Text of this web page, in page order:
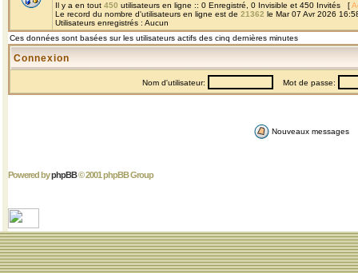
Il y a en tout 450 utilisateurs en ligne :: 0 Enregistré, 0 Invisible et 450 Invités [
Le record du nombre d'utilisateurs en ligne est de 21362 le Mar 07 Avr 2026
Utilisateurs enregistrés : Aucun
Ces données sont basées sur les utilisateurs actifs des cinq dernières minutes
Connexion
Nom d'utilisateur: Mot de passe:
Nouveaux messages
Powered byphpBB© 2001 phpBB Group